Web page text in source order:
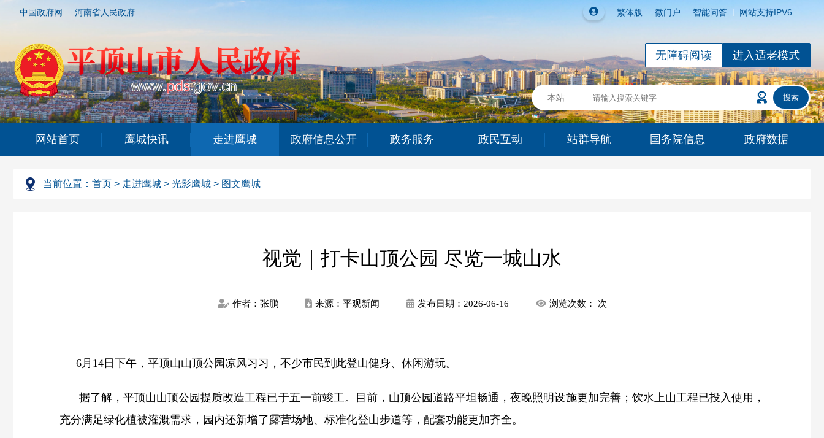
中国政府网 河南省人民政府 繁体版 微门户 智能问答 网站支持IPV6
进入适老模式
无障碍阅读
网站首页 鹰城快讯 走进鹰城 政府信息公开 政务服务 政民互动 站群导航 国务院信息 政府数据
当前位置： 首页 > 走进鹰城 > 光影鹰城 > 图文鹰城
视觉｜打卡山顶公园 尽览一城山水
作者：张鹏 来源：平观新闻 发布日期： 2026-06-16 浏览次数： 次
6月14日下午，平顶山山顶公园凉风习习，不少市民到此登山健身、休闲游玩。
据了解，平顶山山顶公园提质改造工程已于五一前竣工。目前，山顶公园道路平坦畅通，夜晚照明设施更加完善；饮水上山工程已投入使用，
充分满足绿化植被灌溉需求，园内还新增了露营场地、标准化登山步道等，配套功能更加齐全。